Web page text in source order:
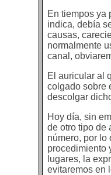
En tiempos ya
indica, debía
causas,
normalmente
canal,
El auricular al
colgado sobre
descolgar
Hoy día, sin
de otro tipo de
número, por lo
procedimiento
lugares, la
evitaremos en